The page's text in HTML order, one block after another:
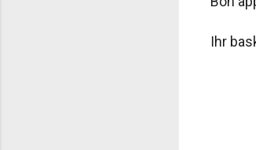
Ihr